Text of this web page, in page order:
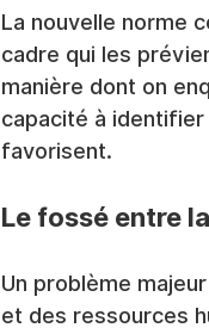
La nouvelle norme
cadre qui les
manière dont on
capacité à
favorisent.
Le fossé entre
Un problème
et des ressources